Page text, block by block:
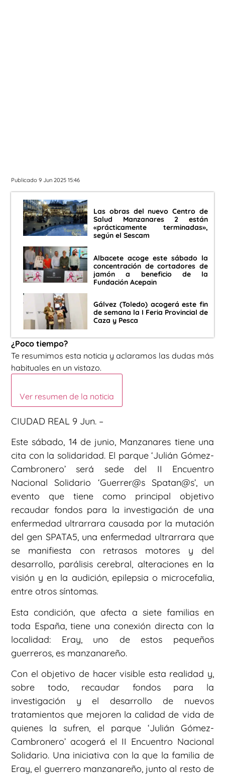
Publicado 9 Jun 2025 15:46
Las obras del nuevo Centro de
Salud Manzanares 2 están
«prácticamente terminadas»,
según el Sescam
Albacete acoge este sábado la
concentración de cortadores de
jamón a beneficio de la
Fundación Acepain
Gálvez (Toledo) acogerá este fin
de semana la I Feria Provincial de
Caza y Pesca
¿Poco tiempo?
Te resumimos esta noticia y aclaramos las dudas más
habituales en un vistazo.
Ver resumen de la noticia
CIUDAD REAL 9 Jun. –
Este sábado, 14 de junio, Manzanares tiene una
cita con la solidaridad. El parque ‘Julián Gómez-
Cambronero’ será sede del II Encuentro
Nacional Solidario ‘Guerrer@s Spatan@s’, un
evento que tiene como principal objetivo
recaudar fondos para la investigación de una
enfermedad ultrarrara causada por la mutación
del gen SPATA5, una enfermedad ultrarrara que
se manifiesta con retrasos motores y del
desarrollo, parálisis cerebral, alteraciones en la
visión y en la audición, epilepsia o microcefalia,
entre otros síntomas.
Esta condición, que afecta a siete familias en
toda España, tiene una conexión directa con la
localidad: Eray, uno de estos pequeños
guerreros, es manzanareño.
Con el objetivo de hacer visible esta realidad y,
sobre todo, recaudar fondos para la
investigación y el desarrollo de nuevos
tratamientos que mejoren la calidad de vida de
quienes la sufren, el parque ‘Julián Gómez-
Cambronero’ acogerá el II Encuentro Nacional
Solidario. Una iniciativa con la que la familia de
Eray, el guerrero manzanareño, junto al resto de